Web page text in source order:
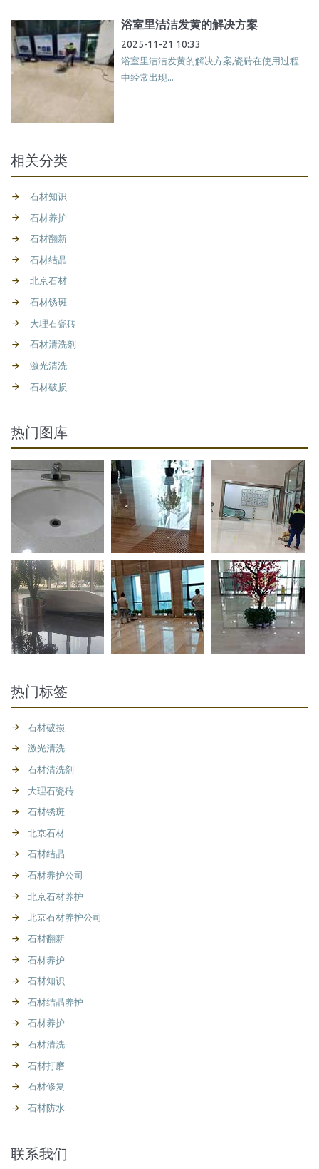
浴室里洁洁发黄的解决方案
2025-11-21 10:33
浴室里洁洁发黄的解决方案,瓷砖在使用过程
中经常出现...
相关分类
石材知识
石材养护
石材翻新
石材结晶
北京石材
石材锈斑
大理石瓷砖
石材清洗剂
激光清洗
石材破损
热门图库
热门标签
石材破损
激光清洗
石材清洗剂
大理石瓷砖
石材锈斑
北京石材
石材结晶
石材养护公司
北京石材养护
北京石材养护公司
石材翻新
石材养护
石材知识
石材结晶养护
石材养护
石材清洗
石材打磨
石材修复
石材防水
联系我们